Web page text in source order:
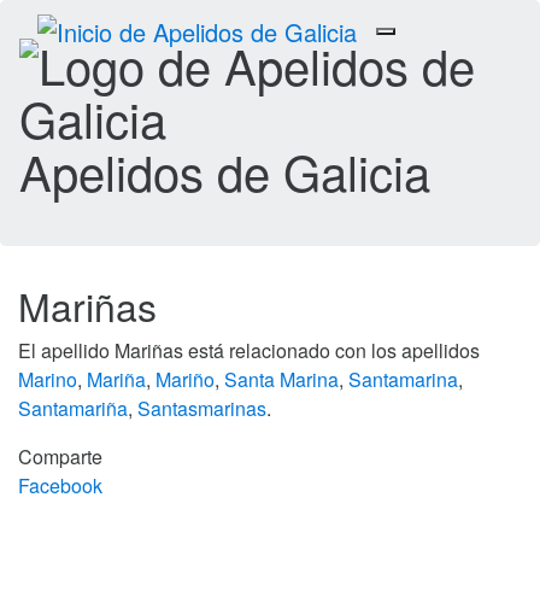
Toggle
navigation
Apelidos de Galicia
Mariñas
El apellido Mariñas está relacionado con los apellidos
Marino, Mariña, Mariño, Santa Marina, Santamarina,
Santamariña, Santasmarinas.
Comparte
Facebook